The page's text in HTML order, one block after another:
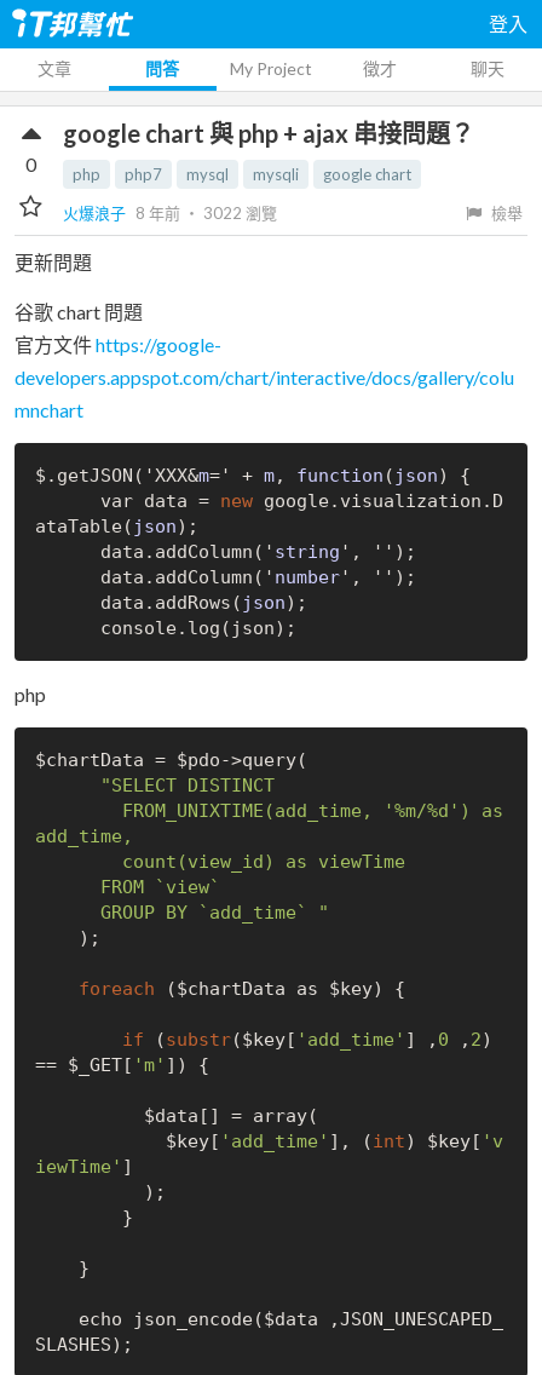
登入
文章 問答 My Project 徵才 聊天
google chart 與 php + ajax 串接問題？
php php7 mysql mysqli
google chart
火爆浪子 8 年前 ‧ 3022 瀏覽 檢舉
0
更新問題
谷歌 chart 問題
官方文件https://google-
developers.appspot.com/chart/interactive/docs/gallery/colu
mnchart
$.getJSON('XXX&m=' + m, function ( json)
{
      var data =
new google.visualization. D
ataTable( json) ;
      data.add
Column(' string ', '') ;
      data.add
Column(' number', '') ;
      data.add
Rows( json) ;
php
$chartData = $pdo->query(
"SELECT DISTINCT
add_time,
      GROUP BY `add_time` "
foreach ($chartData as $key) {
if (substr($key[ 'add_time' ] , 0 , 2)
== $_GET[ 'm' ]) {
            $key[
'add_time' ], ( int) $key[ 'v
iewTime' ]